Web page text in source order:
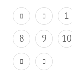
1
8
9 10